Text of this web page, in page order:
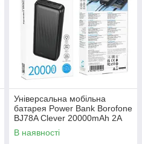
Універсальна мобільна
батарея Power Bank Borofone
BJ78A Clever 20000mAh 2A
В наявності